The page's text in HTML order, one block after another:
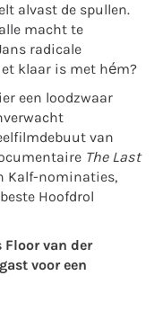
alvast de spullen.
macht te
radicale
klaar is met hém?
een loodzwaar
van
The Last
Kalf-nominaties,
Hoofdrol
van der
voor een